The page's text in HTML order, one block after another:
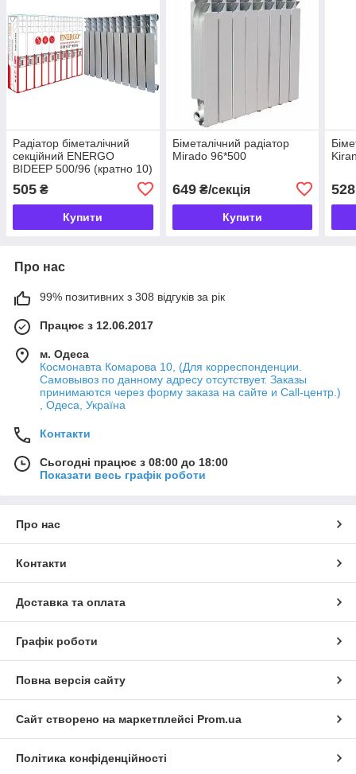
Радіатор біметалічний
секційний ENERGO
BIDEEP 500/96 (кратно 10)
505 ₴
Купити
Біметалічний радіатор
Mirado 96*500
649₴/секція
Купити
Про нас
99% позитивних з 308 відгуків за рік
Працює з 12.06.2017
м. Одеса
Космонавта Комарова 10, (Для корреспонденции.
Самовывоз по данному адресу отсутствует. Заказы
принимаются через форму заказа на сайте и Call-центр.)
, Одеса, Україна
Контакти
Сьогодні працює з 08:00 до 18:00
Показати весь графік роботи
Про нас
Контакти
Доставка та оплата
Графік роботи
Повна версія сайту
Сайт створено на маркетплейсі Prom.ua
Політика конфіденційності